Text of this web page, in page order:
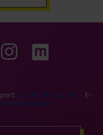
0775-70 50 00 • E-